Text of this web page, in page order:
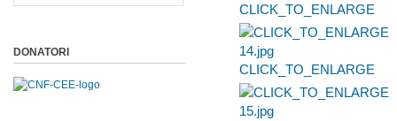
CLICK_TO_ENLARGE
CLICK_TO_ENLARGE
DONATORI